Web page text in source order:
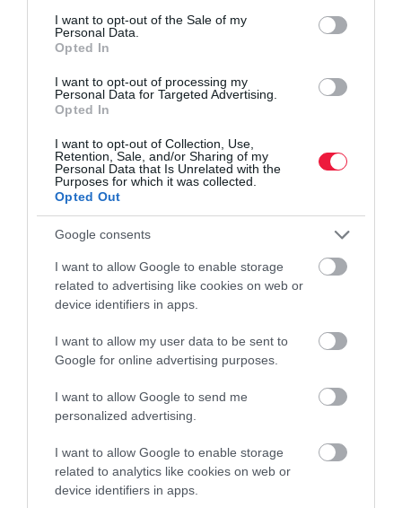
consent section.
I want to opt-out of the Sale of my
Personal Data.
Opted In
I want to opt-out of processing my
Personal Data for Targeted Advertising.
Opted In
I want to opt-out of Collection, Use,
Retention, Sale, and/or Sharing of my
Personal Data that Is Unrelated with the
Purposes for which it was collected.
Opted Out
Google consents
I want to allow Google to enable storage
related to advertising like cookies on web or
device identifiers in apps.
I want to allow my user data to be sent to
Google for online advertising purposes.
I want to allow Google to send me
personalized advertising.
I want to allow Google to enable storage
related to analytics like cookies on web or
device identifiers in apps.
BÉREZÉS
Elszomorító adatok: ennyit ér most a magyar
fizetés az EU-ban